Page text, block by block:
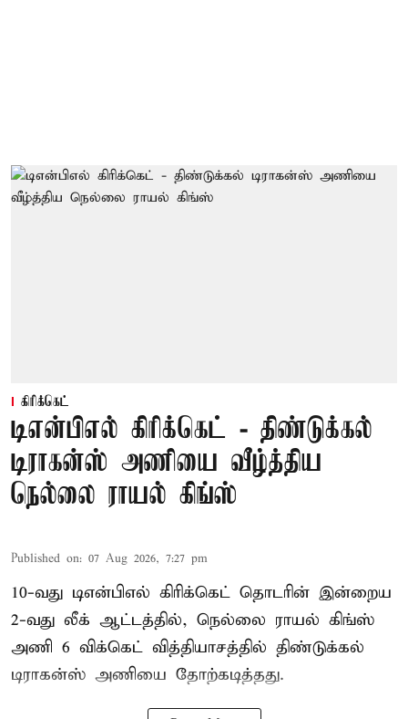
கிரிக்கெட்
டிஎன்பிஎல் கிரிக்கெட் - திண்டுக்கல்
டிராகன்ஸ் அணியை வீழ்த்திய
நெல்லை ராயல் கிங்ஸ்
Published on: 07 Aug 2026, 7:27 pm
10-வது டிஎன்பிஎல் கிரிக்கெட் தொடரின் இன்றைய
2-வது லீக் ஆட்டத்தில், நெல்லை ராயல் கிங்ஸ்
அணி 6 விக்கெட் வித்தியாசத்தில் திண்டுக்கல்
டிராகன்ஸ் அணியை தோற்கடித்தது.